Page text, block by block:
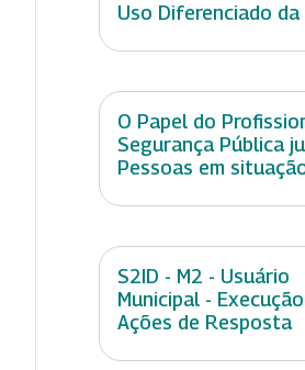
Uso Diferenciado da
O Papel do
Segurança Pública
Pessoas em
S2ID - M2 - Usuário
Municipal -
Ações de Resposta